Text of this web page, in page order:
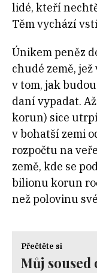
lidé, kteří
Těm vychází
Únikem peněz
chudé země, jež
vtom, jak
daní vypadat.
korun) sice
vbohatší zemi
rozpočtu na
země, kde se
bilionu korun
než polovinu
Přečtěte si
Můj